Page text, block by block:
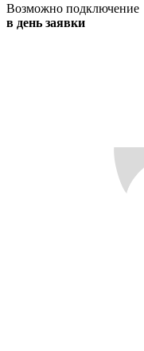
Возможно подключение
в день заявки